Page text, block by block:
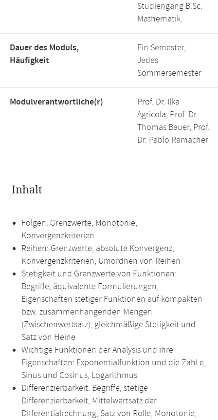
Studiengang B.Sc.
Mathematik.
Dauer des Moduls,
Häufigkeit
Ein Semester,
Jedes
Sommersemester
Modulverantwortliche(r)
Prof. Dr. Ilka
Agricola, Prof. Dr.
Thomas Bauer, Prof.
Dr. Pablo Ramacher
Inhalt
Folgen: Grenzwerte, Monotonie,
Konvergenzkriterien
Reihen: Grenzwerte, absolute Konvergenz,
Konvergenzkriterien, Umordnen von Reihen
Stetigkeit und Grenzwerte von Funktionen:
Begriffe, äquivalente Formulierungen,
Eigenschaften stetiger Funktionen auf kompakten
bzw. zusammenhängenden Mengen
(Zwischenwertsatz), gleichmäßige Stetigkeit und
Satz von Heine
Wichtige Funktionen der Analysis und ihre
Eigenschaften: Exponentialfunktion und die Zahl e,
Sinus und Cosinus, Logarithmus
Differenzierbarkeit: Begriffe, stetige
Differenzierbarkeit, Mittelwertsatz der
Differentialrechnung, Satz von Rolle, Monotonie,